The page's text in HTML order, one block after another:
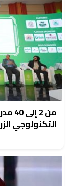
من
التكنولوجي